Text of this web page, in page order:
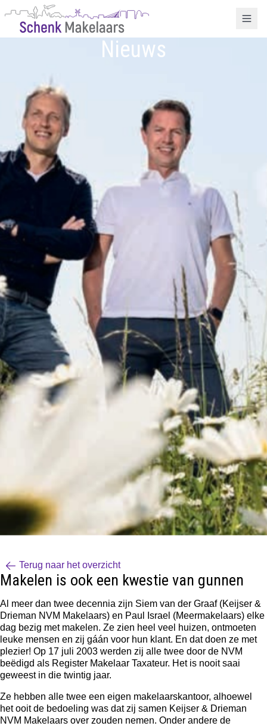
Nieuws
Terug naar het overzicht
Makelen is ook een kwestie van gunnen
Al meer dan twee decennia zijn Siem van der Graaf (Keijser &
Drieman NVM Makelaars) en Paul Israel (Meermakelaars) elke
dag bezig met makelen. Ze zien heel veel huizen, ontmoeten
leuke mensen en zij gáán voor hun klant. En dat doen ze met
plezier! Op 17 juli 2003 werden zij alle twee door de NVM
beëdigd als Register Makelaar Taxateur. Het is nooit saai
geweest in die twintig jaar.
Ze hebben alle twee een eigen makelaarskantoor, alhoewel
het ooit de bedoeling was dat zij samen Keijser & Drieman
NVM Makelaars over zouden nemen. Onder andere de